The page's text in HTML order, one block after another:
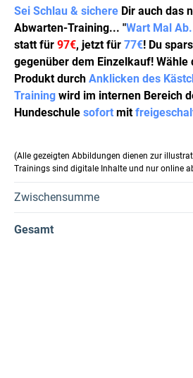
Sei Schlau & sichere Dir auch das
Abwarten-Training... "Wart Mal
statt für 97€, jetzt für 77€! Du
gegenüber dem Einzelkauf! Wähle
Produkt durch Anklicken des
Training wird im internen Bereich
Hundeschule sofort mit
(Alle gezeigten Abbildungen dienen zur
Trainings sind digitale Inhalte und nur online
Zwischensumme
Gesamt